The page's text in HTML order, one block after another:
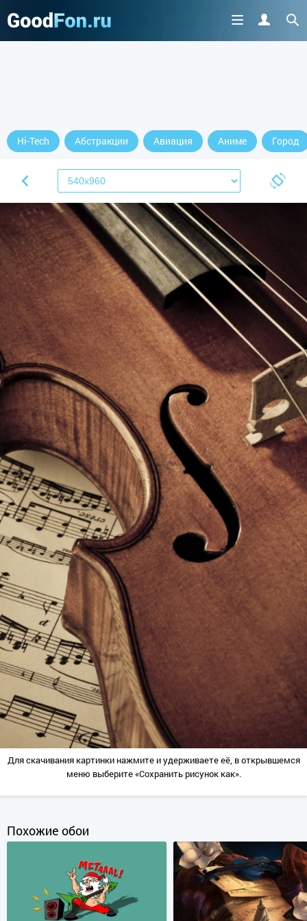
Hi-Tech Абстракции Авиация Аниме Город
Для скачивания картинки нажмите и удерживаете её, в открывшемся
меню выберите «Сохранить рисунок как».
Похожие обои